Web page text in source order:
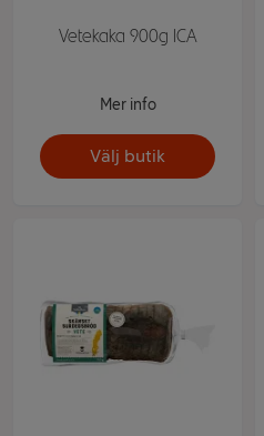
Vetekaka 900g ICA
Mer info
Välj butik